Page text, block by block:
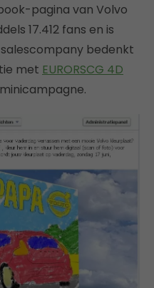
pagina van Volvo
17.412 fans en is
bedenkt
met EURORSCG 4D